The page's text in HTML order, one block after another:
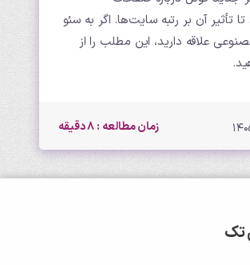
تأثیر آن بر رتبه سایت‌ها. اگر به سئو
علاقه دارید، این مطلب را از
۸ زمان مطالعه : 8 دقیقه
تک